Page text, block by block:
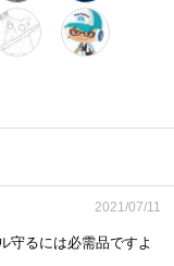
2021/07/11
守るには必需品ですよ